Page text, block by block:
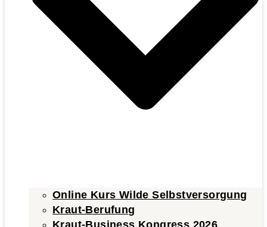
Online Kurs Wilde Selbstversorgung
Kraut-Berufung
Kraut-Business Kongress 2026